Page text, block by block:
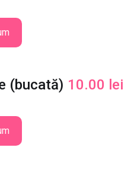
(bucată) 10.00 lei